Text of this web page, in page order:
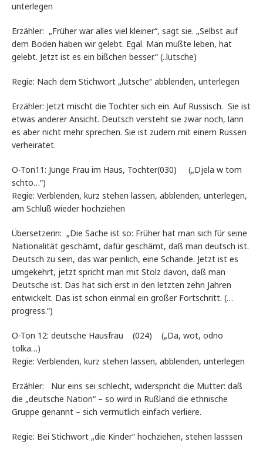
unterlegen
Erzähler: „Früher war alles viel kleiner“, sagt sie. „Selbst auf
dem Boden haben wir gelebt. Egal. Man mußte leben, hat
gelebt. Jetzt ist es ein bißchen besser.“ (..lutsche)
Regie: Nach dem Stichwort „lutsche“ abblenden, unterlegen
Erzähler: Jetzt mischt die Tochter sich ein. Auf Russisch. Sie ist
etwas anderer Ansicht. Deutsch versteht sie zwar noch, lann
es aber nicht mehr sprechen. Sie ist zudem mit einem Russen
verheiratet.
O-Ton11: Junge Frau im Haus, Tochter(030) („Djela w tom
schto…“)
Regie: Verblenden, kurz stehen lassen, abblenden, unterlegen,
am Schluß wieder hochziehen
Übersetzerin: „Die Sache ist so: Früher hat man sich für seine
Nationalität geschämt, dafür geschämt, daß man deutsch ist.
Deutsch zu sein, das war peinlich, eine Schande. Jetzt ist es
umgekehrt, jetzt spricht man mit Stolz davon, daß man
Deutsche ist. Das hat sich erst in den letzten zehn Jahren
entwickelt. Das ist schon einmal ein großer Fortschritt. (…
progress.“)
O-Ton 12: deutsche Hausfrau (024) („Da, wot, odno
tolka…)
Regie: Verblenden, kurz stehen lassen, abblenden, unterlegen
Erzähler: Nur eins sei schlecht, widerspricht die Mutter: daß
die „deutsche Nation“ – so wird in Rußland die ethnische
Gruppe genannt – sich vermutlich einfach verliere.
Regie: Bei Stichwort „die Kinder“ hochziehen, stehen lasssen